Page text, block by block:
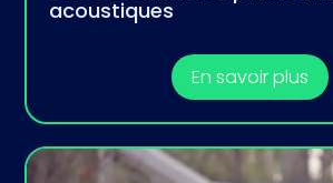
acoustiques
En savoir plus